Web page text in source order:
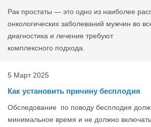
Рак простаты — это одно из наиболее
онкологических заболеваний мужчин во
диагностика и лечение требуют
комплексного подхода.
5 Март 2025
Как установить причину бесплодия
Обследование по поводу бесплодия
минимальное время и не должно